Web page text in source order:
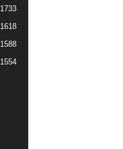
1733
1618
1588
1554